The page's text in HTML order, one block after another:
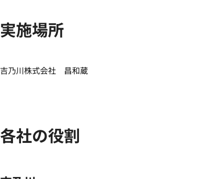
実施場所
吉乃川株式会社 昌和蔵
各社の役割